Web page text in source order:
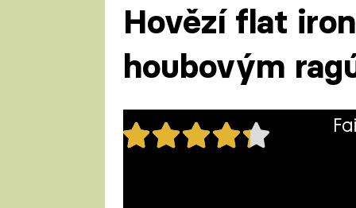
Hovězí flat
houbovým